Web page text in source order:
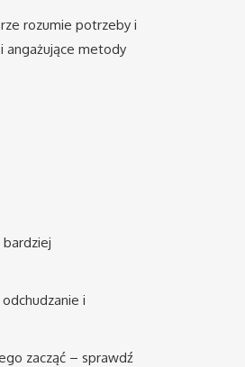
rozumie potrzeby i
angażujące metody
i
zacząć – sprawdź